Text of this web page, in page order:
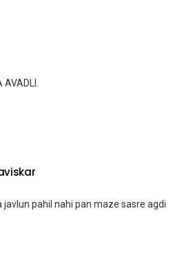
pahil nahi pan maze sasre agdi